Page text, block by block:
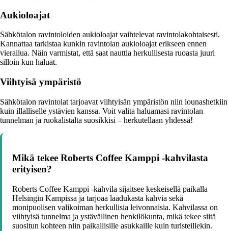
Aukioloajat
Sähkötalon ravintoloiden aukioloajat vaihtelevat ravintolakohtaisesti.
Kannattaa tarkistaa kunkin ravintolan aukioloajat erikseen ennen
vierailua. Näin varmistat, että saat nauttia herkullisesta ruoasta juuri
silloin kun haluat.
Viihtyisä ympäristö
Sähkötalon ravintolat tarjoavat viihtyisän ympäristön niin lounashetkiin
kuin illalliselle ystävien kanssa. Voit valita haluamasi ravintolan
tunnelman ja ruokalistalta suosikkisi – herkutellaan yhdessä!
Mikä tekee Roberts Coffee Kamppi -kahvilasta
erityisen?
Roberts Coffee Kamppi -kahvila sijaitsee keskeisellä paikalla
Helsingin Kampissa ja tarjoaa laadukasta kahvia sekä
monipuolisen valikoiman herkullisia leivonnaisia. Kahvilassa on
viihtyisä tunnelma ja ystävällinen henkilökunta, mikä tekee siitä
suositun kohteen niin paikallisille asukkaille kuin turisteillekin.